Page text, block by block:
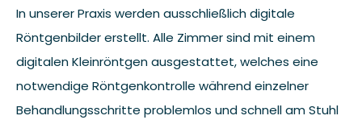
In unserer Praxis werden ausschließlich digitale
Röntgenbilder erstellt. Alle Zimmer sind mit einem
digitalen Kleinröntgen ausgestattet, welches eine
notwendige Röntgenkontrolle während einzelner
Behandlungsschritte problemlos und schnell am Stuhl